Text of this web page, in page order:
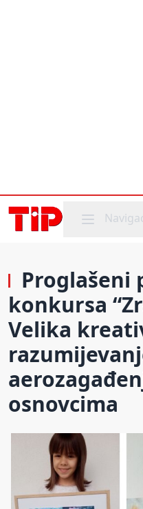
Mobile
Proglašeni
konkursa
Velika
osnovcima